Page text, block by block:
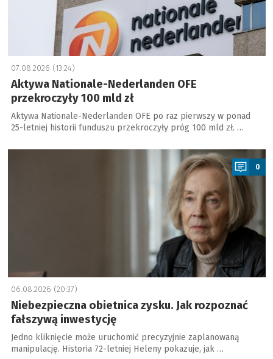
07.08.2026 (13:24)
Aktywa Nationale-Nederlanden OFE
przekroczyły 100 mld zł
Aktywa Nationale-Nederlanden OFE po raz pierwszy w ponad
25-letniej historii funduszu przekroczyły próg 100 mld zł. …
a
0
06.08.2026 (20:37)
Niebezpieczna obietnica zysku. Jak rozpoznać
fałszywą inwestycję
Jedno kliknięcie może uruchomić precyzyjnie zaplanowaną
manipulację. Historia 72-letniej Heleny pokazuje, jak …